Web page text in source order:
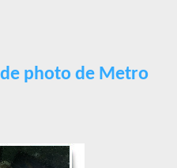
photo de Metro